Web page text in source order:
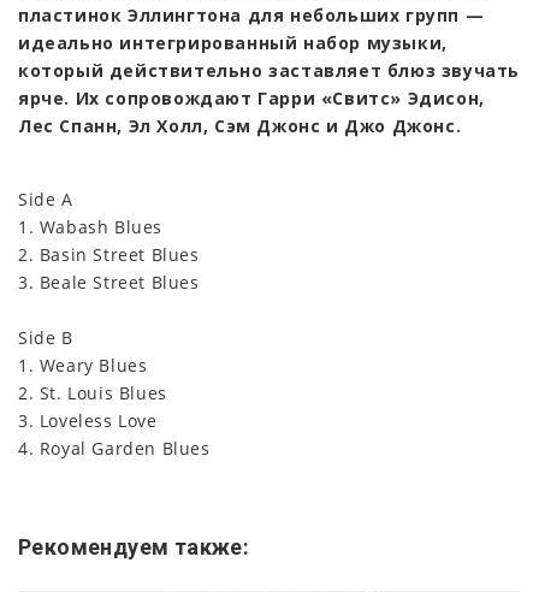
пластинок Эллингтона для небольших групп —
идеально интегрированный набор музыки,
который действительно заставляет блюз звучать
ярче. Их сопровождают Гарри «Свитс» Эдисон,
Лес Спанн, Эл Холл, Сэм Джонс и Джо Джонс.
Side A
1. Wabash Blues
2. Basin Street Blues
3. Beale Street Blues
Side B
1. Weary Blues
2. St. Louis Blues
3. Loveless Love
4. Royal Garden Blues
Рекомендуем также: